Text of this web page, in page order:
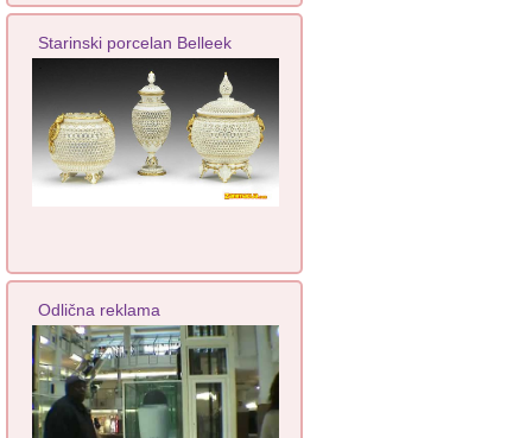
Starinski porcelan Belleek
Odlična reklama